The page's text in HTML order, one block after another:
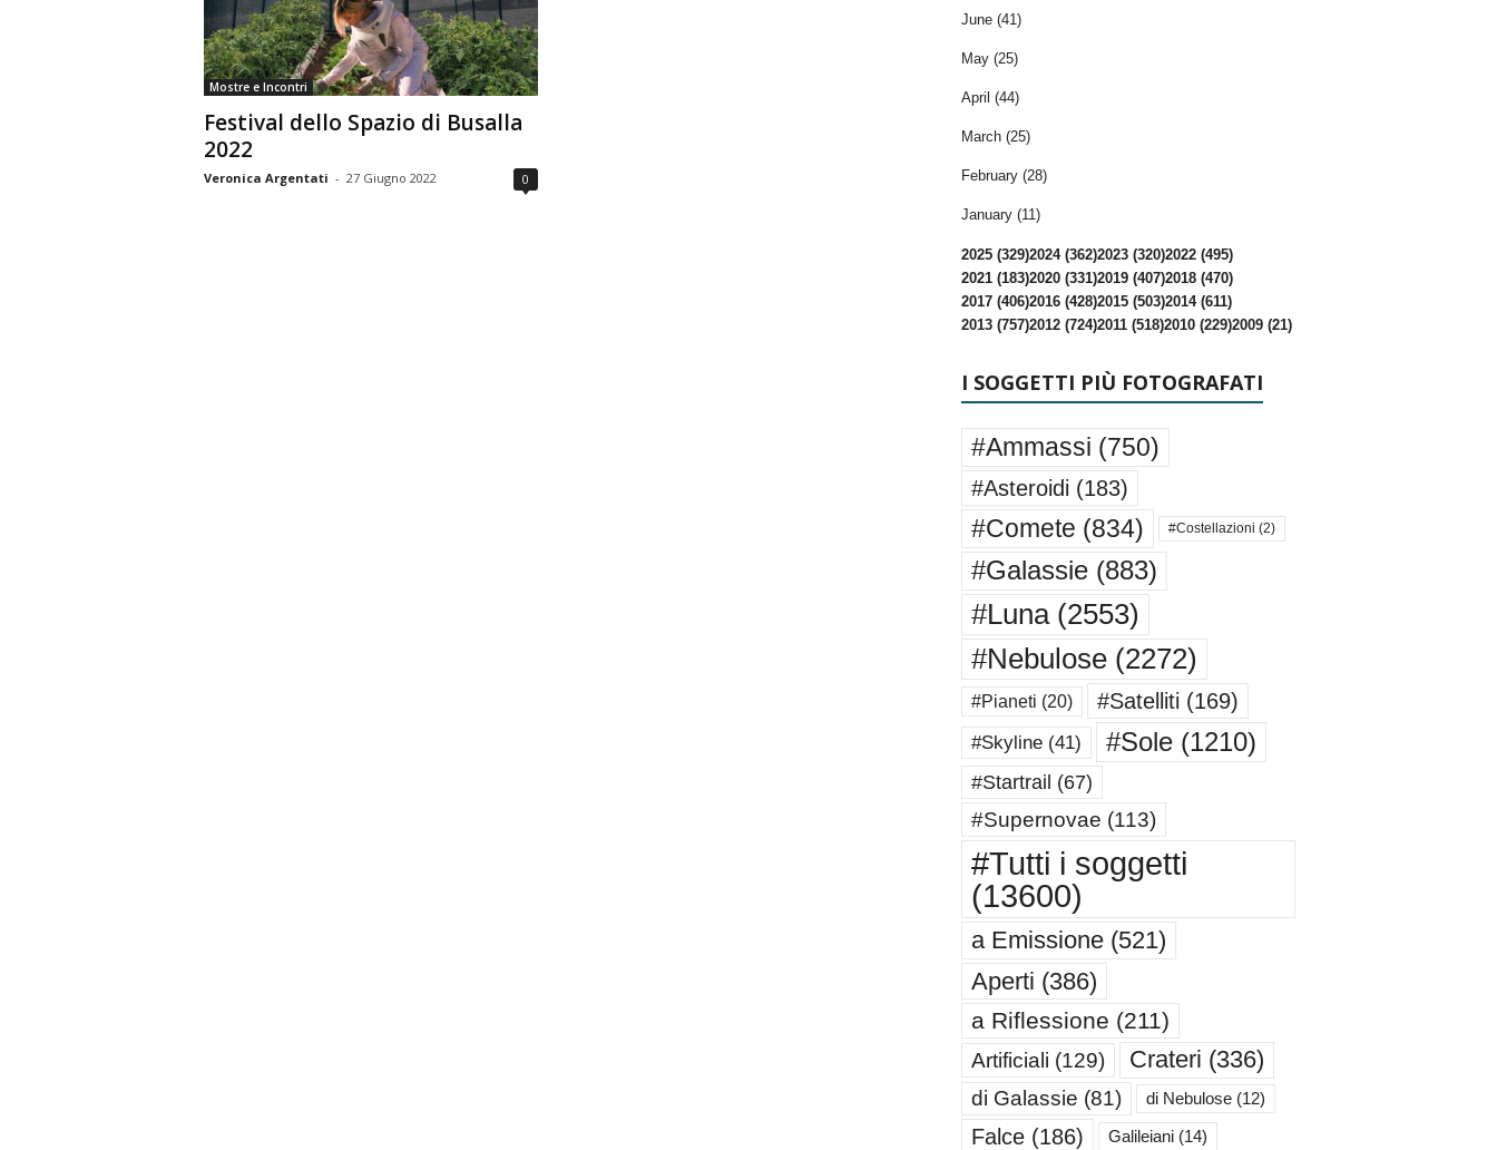
n
o
m
i
a
Mostre e Incontri
Festival dello Spazio di Busalla
2022
Veronica Argentati - 27 Giugno 2022 0
June (41)
May (25)
April (44)
March (25)
February (28)
January (11)
2025 (329)2024 (362)2023 (320)2022 (495)
2021 (183)2020 (331)2019 (407)2018 (470)
2017 (406)2016 (428)2015 (503)2014 (611)
2013 (757)2012 (724)2011 (518)2010 (229)2009 (21)
I SOGGETTI PIÙ FOTOGRAFATI
#Ammassi (750)
#Asteroidi (183)
#Comete (834) #Costellazioni (2)
#Galassie(883)
#Luna(2553)
#Nebulose(2272)
#Pianeti (20) #Satelliti (169)
#Skyline(41) #Sole(1210)
#Startrail (67)
#Supernovae (113)
#Tutti i soggetti
(13600)
a Emissione(521)
Aperti (386)
a Riflessione (211)
Artificiali (129) Crateri (336)
di Galassie (81) di Nebulose(12)
Falce(186) Galileiani(14)